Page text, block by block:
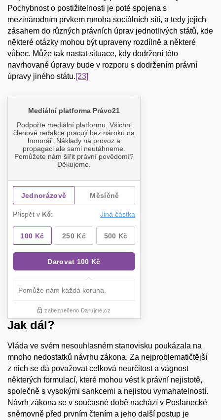
Pochybnost o postižitelnosti je poté spojena s
mezinárodním prvkem mnoha sociálních sítí, a tedy jejich
zásahem do různých právních úprav jednotlivých států, kde
některé otázky mohou být upraveny rozdílně a některé
vůbec. Může tak nastat situace, kdy dodržení této
navrhované úpravy bude v rozporu s dodržením právní
úpravy jiného státu.[23]
Jak dál?
Vláda ve svém nesouhlasném stanovisku poukázala na
mnoho nedostatků návrhu zákona. Za nejproblematičtější
z nich se dá považovat celková neurčitost a vágnost
některých formulací, které mohou vést k právní nejistotě,
společně s vysokými sankcemi a nejistou vymahatelností.
Návrh zákona se v současné době nachází v Poslanecké
sněmovně před prvním čtením a jeho další postup je